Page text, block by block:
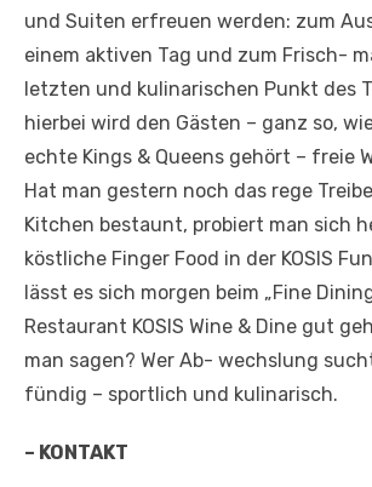
und Suiten erfreuen werden: zum
einem aktiven Tag und zum Frisch-
letzten und kulinarischen Punkt des
hierbei wird den Gästen – ganz so,
echte Kings & Queens gehört – freie
Hat man gestern noch das rege
Kitchen bestaunt, probiert man sich
köstliche Finger Food in der KOSIS
lässt es sich morgen beim „Fine
Restaurant KOSIS Wine & Dine gut
man sagen? Wer Ab- wechslung
fündig – sportlich und kulinarisch.
– KONTAKT